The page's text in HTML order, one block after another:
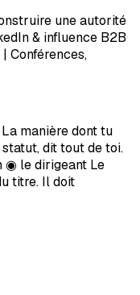
une autorité
& influence B2B
Conférences,
manière dont tu
dit tout de toi.
◉ le dirigeant Le
titre. Il doit